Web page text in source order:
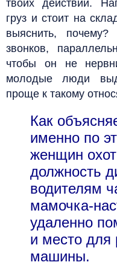
твоих действий.
груз и стоит на
выяснить,
звонков,
чтобы он не
молодые люди
проще к такому
Как
именно по
женщин
должность
водителям
мамочка-
удаленно
и место для
машины.